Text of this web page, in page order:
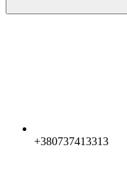
+380737413313